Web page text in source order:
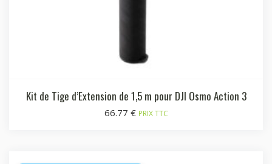
Kit de Tige d’Extension de 1,5 m pour DJI Osmo Action 3
66.77 € PRIX TTC